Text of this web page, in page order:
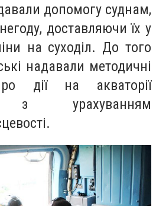
допомогу суднам,
доставляючи їх у
на суходіл. До того
надавали методичні
дії на акваторії
з урахуванням